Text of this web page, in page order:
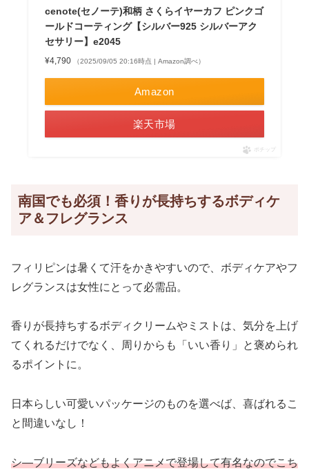
cenote(セノーテ)和柄 さくらイヤーカフ ピンクゴ
ールドコーティング【シルバー925 シルバーアク
セサリー】e2045
¥4,790 （2025/09/05 20:16時点 | Amazon調べ）
Amazon
楽天市場
ポチップ
南国でも必須！香りが長持ちするボディケ
ア＆フレグランス
フィリピンは暑くて汗をかきやすいので、ボディケアやフ
レグランスは女性にとって必需品。
香りが長持ちするボディクリームやミストは、気分を上げ
てくれるだけでなく、周りからも「いい香り」と褒められ
るポイントに。
日本らしい可愛いパッケージのものを選べば、喜ばれるこ
と間違いなし！
シ―ブリーズなどもよくアニメで登場して有名なのでこち